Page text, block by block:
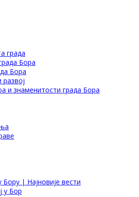
града
Бора
Бора
развој
и знаменитости града Бора
Бору | Најновије вести
у Бор